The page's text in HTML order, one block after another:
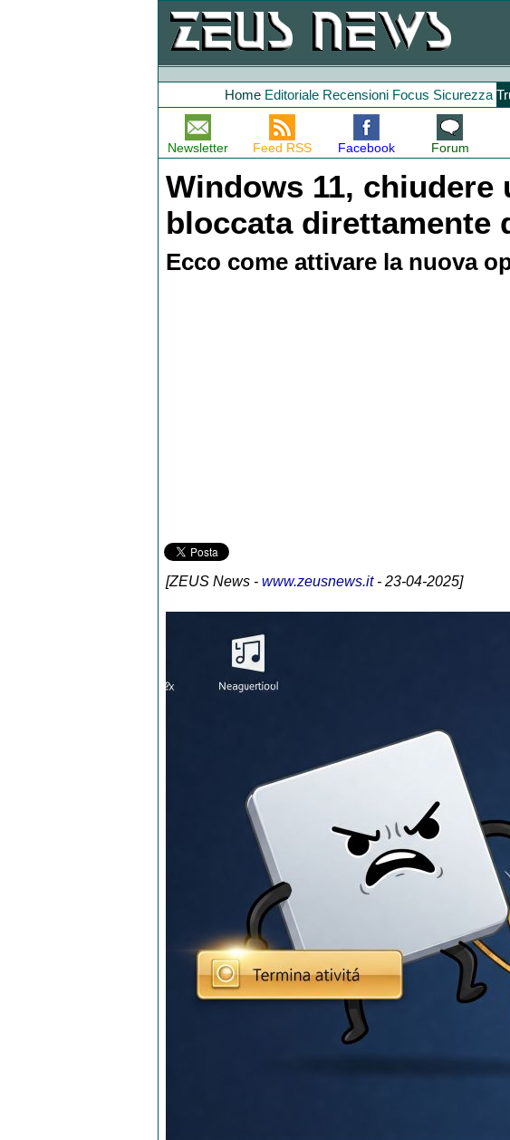
Home Editoriale Recensioni Focus Sicurezza
Newsletter Feed RSS Facebook Forum
Windows 11, chiudere
bloccata direttamente
Ecco come attivare la nuova
[ZEUS News- www.zeusnews.it- 23-04-2025]